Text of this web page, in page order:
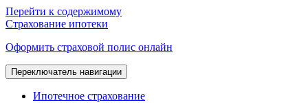
Перейти к содержимому
Страхование ипотеки
Оформить страховой полис онлайн
Переключатель навигации
Ипотечное страхование